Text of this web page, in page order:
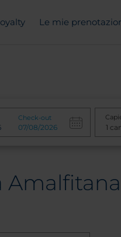
Le mie
Check-out